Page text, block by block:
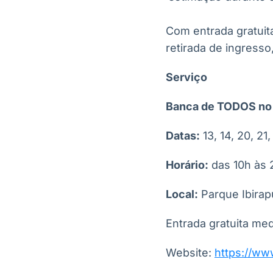
Com entrada
retirada de
Serviço
Banca de TODOS
Datas: 13, 14, 20,
Horário: das 10h às
Local: Parque
Entrada gratuita
Website: https://